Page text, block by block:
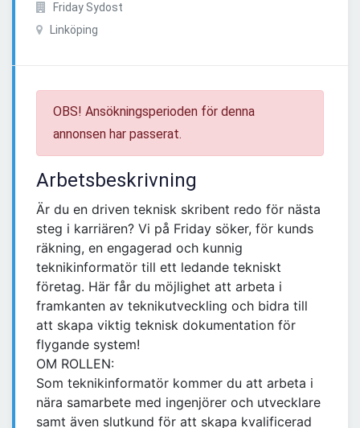
Friday Sydost
Linköping
OBS! Ansökningsperioden för denna
annonsen har passerat.
Arbetsbeskrivning
Är du en driven teknisk skribent redo för nästa
steg i karriären? Vi på Friday söker, för kunds
räkning, en engagerad och kunnig
teknikinformatör till ett ledande tekniskt
företag. Här får du möjlighet att arbeta i
framkanten av teknikutveckling och bidra till
att skapa viktig teknisk dokumentation för
flygande system!
OM ROLLEN:
Som teknikinformatör kommer du att arbeta i
nära samarbete med ingenjörer och utvecklare
samt även slutkund för att skapa kvalificerad